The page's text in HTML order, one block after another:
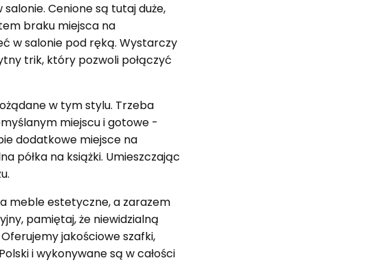
Cenione są tutaj duże,
braku miejsca na
w salonie pod ręką. Wystarczy
trik, który pozwoli połączyć
w tym stylu. Trzeba
miejscu i gotowe -
dodatkowe miejsce na
półka na książki. Umieszczając
meble estetyczne, a zarazem
pamiętaj, że niewidzialną
jakościowe szafki,
i wykonywane są w całości